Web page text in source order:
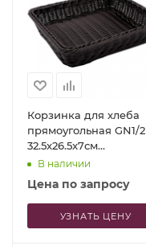
Корзинка для хлеба
прямоугольная GN1/2
32.5x26.5x7см
коричневая
В наличии
Цена по запросу
УЗНАТЬ ЦЕНУ